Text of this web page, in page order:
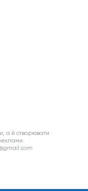
а й створювати